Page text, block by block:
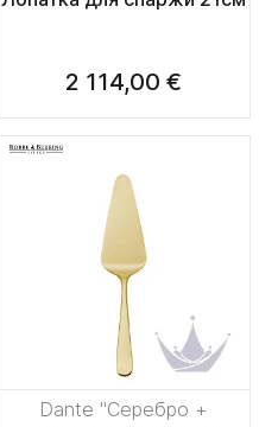
2 114,00 €
Dante "Серебро +